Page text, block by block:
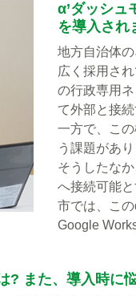
α’ダッシ
を導入され
地方自治体
広く採用さ
の行政専用
て外部と接
一方で、こ
う課題があり
そうしたな
へ接続可能
市では、こ
Google
? また、導入時に